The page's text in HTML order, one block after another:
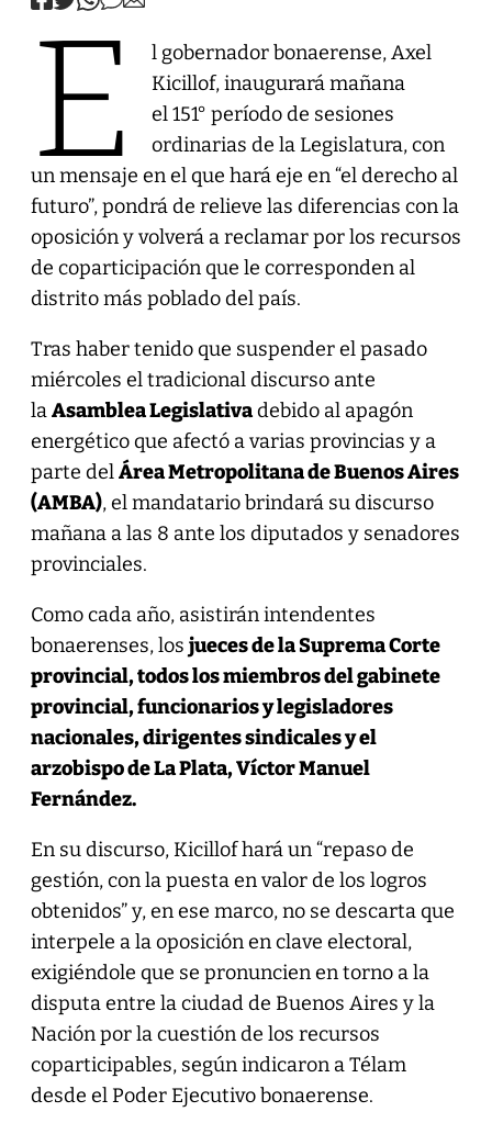
E
l gobernador bonaerense, Axel
Kicillof, inaugurará mañana
el 151° período de sesiones
ordinarias de la Legislatura, con
un mensaje en el que hará eje en “el derecho al
futuro”, pondrá de relieve las diferencias con la
oposición y volverá a reclamar por los recursos
de coparticipación que le corresponden al
distrito más poblado del país.
Tras haber tenido que suspender el pasado
miércoles el tradicional discurso ante
laAsamblea Legislativadebido al apagón
energético que afectó a varias provincias y a
parte delÁrea Metropolitana de Buenos Aires
(AMBA), el mandatario brindará su discurso
mañana a las 8 ante los diputados y senadores
provinciales.
Como cada año, asistirán intendentes
bonaerenses, los jueces de la Suprema Corte
provincial, todos los miembros del gabinete
provincial, funcionarios y legisladores
nacionales, dirigentes sindicales y el
arzobispo de La Plata, Víctor Manuel
Fernández.
En su discurso, Kicillof hará un “repaso de
gestión, con la puesta en valor de los logros
obtenidos” y, en ese marco, no se descarta que
interpele a la oposición en clave electoral,
exigiéndole que se pronuncien en torno a la
disputa entre la ciudad de Buenos Aires y la
Nación por la cuestión de los recursos
coparticipables, según indicaron a Télam
desde el Poder Ejecutivo bonaerense.